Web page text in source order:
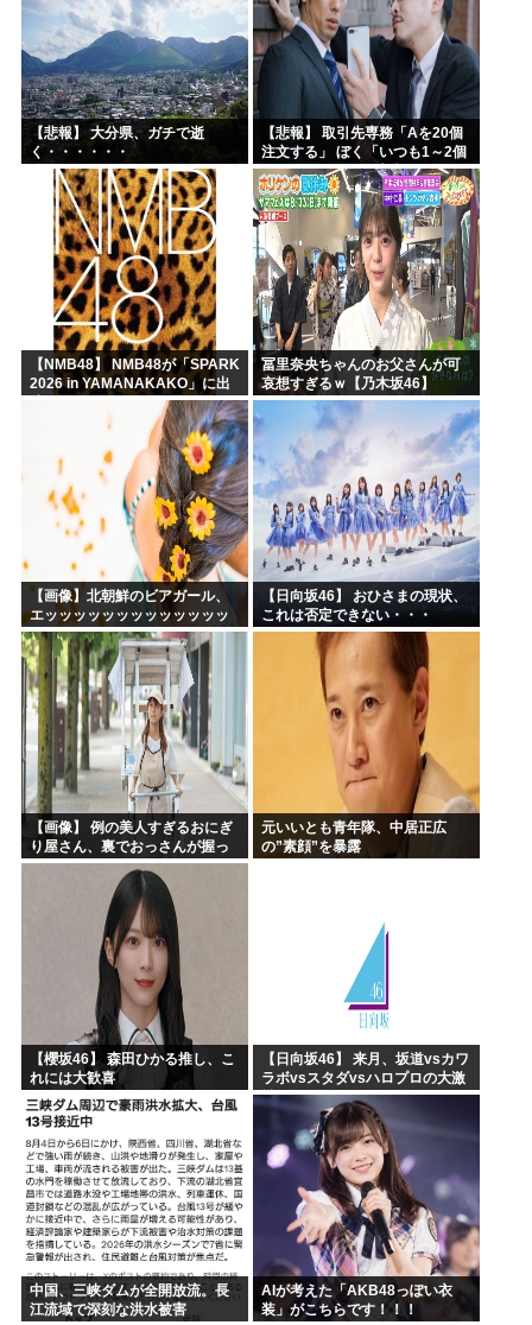
韓国人「韓国人が日本のラーメンについて勘違いしていること...
生成AIのイラストを使ってTCG作ってる??
【悲報】 大分県、ガチで逝
く・・・・・・
【悲報】 取引先専務「Aを20個
注文する」 ぼく「いつも1～2個
しか使わないけど本当に20であ
ってる？」 取専「あってる」→
結果『こう』なったんだが...
【NMB48】 NMB48が「SPARK
2026 in YAMANAKAKO」に出
冨里奈央ちゃんのお父さんが可
哀想すぎるｗ【乃木坂46】
【画像】北朝鮮のビアガール、
エッッッッッッッッッッッッッ
ッッッッ！
【日向坂46】 おひさまの現状、
これは否定できない・・・
【画像】 例の美人すぎるおにぎ
り屋さん、裏でおっさんが握っ
ていたｗｗｗｗｗｗｗｗｗｗｗ
元いいとも青年隊、中居正広
の”素顔”を暴露
【櫻坂46】 森田ひかる推し、こ
れには大歓喜
【日向坂46】 来月、坂道vsカワ
ラボvsスタダvsハロプロの大激
戦
中国、三峡ダムが全開放流。長
江流域で深刻な洪水被害
AIが考えた「AKB48っぽい衣
装」がこちらです！！！